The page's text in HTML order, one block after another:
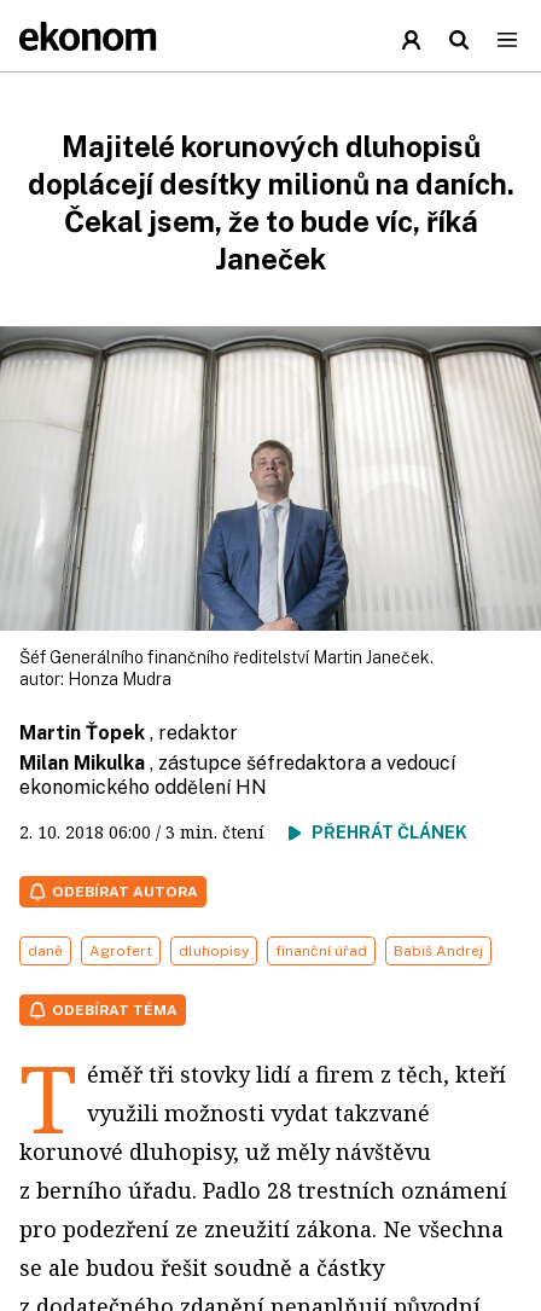
Majitelé korunových dluhopisů
doplácejí desítky milionů na daních.
Čekal jsem, že to bude víc, říká
Janeček
Šéf Generálního finančního ředitelství Martin Janeček.
autor: Honza Mudra
Martin Ťopek , redaktor
Milan Mikulka , zástupce šéfredaktora a vedoucí
ekonomického oddělení HN
2. 10. 2018 06:00 / 3 min. čtení PŘEHRÁT ČLÁNEK
ODEBÍRAT AUTORA
daně Agrofert dluhopisy finanční úřad Babiš Andrej
ODEBÍRAT TÉMA
T éměř tři stovky lidí a firem z těch, kteří
využili možnosti vydat takzvané
korunové dluhopisy, už měly návštěvu
z berního úřadu. Padlo 28 trestních oznámení
pro podezření ze zneužití zákona. Ne všechna
se ale budou řešit soudně a částky